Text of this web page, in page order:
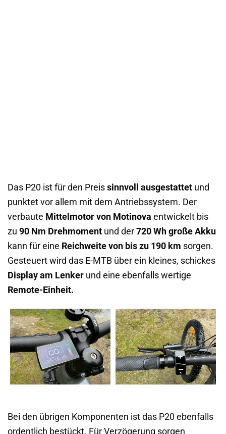
Das P20 ist für den Preis sinnvoll ausgestattet und
punktet vor allem mit dem Antriebssystem. Der
verbaute Mittelmotor von Motinova entwickelt bis
zu 90 Nm Drehmoment und der 720 Wh große Akku
kann für eine Reichweite von bis zu 190 km sorgen.
Gesteuert wird das E-MTB über ein kleines, schickes
Display am Lenker und eine ebenfalls wertige
Remote-Einheit.
Bei den übrigen Komponenten ist das P20 ebenfalls
ordentlich bestückt. Für Verzögerung sorgen